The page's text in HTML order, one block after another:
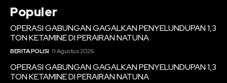
Populer
OPERASI GABUNGAN GAGALKAN PENYELUNDUPAN 1,3
TON KETAMINE DI PERAIRAN NATUNA
BERITA POLISI 11 Agustus 2026
OPERASI GABUNGAN GAGALKAN PENYELUNDUPAN 1,3
TON KETAMINE DI PERAIRAN NATUNA